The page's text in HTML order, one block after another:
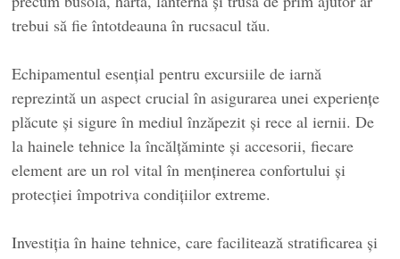
trebui să fie întotdeauna în rucsacul tău.
Echipamentul esențial pentru excursiile de iarnă
reprezintă un aspect crucial în asigurarea unei experiențe
plăcute și sigure în mediul înzăpezit și rece al iernii. De
la hainele tehnice la încălțăminte și accesorii, fiecare
element are un rol vital în menținerea confortului și
protecției împotriva condițiilor extreme.
Investiția în haine tehnice, care facilitează stratificarea și